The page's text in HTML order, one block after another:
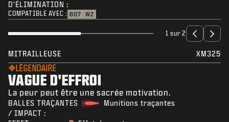
D'ÉLIMINATION :
COMPATIBLE AVEC : BO7 WZ
1 sur 2
MITRAILLEUSE XM325
LÉGENDAIRE
VAGUE D'EFFROI
La peur peut être une sacrée motivation.
BALLES TRAÇANTES
/ IMPACT :
Munitions traçantes